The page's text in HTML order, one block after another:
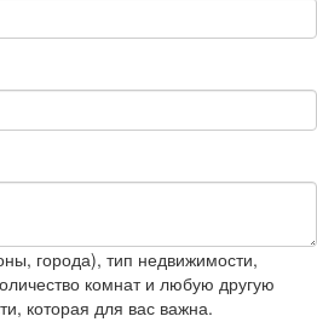
города), тип недвижимости,
комнат и любую другую
которая для вас важна.